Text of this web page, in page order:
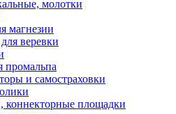
молотки
магнезии
веревки
промальпа
и самостраховки
коннекторные площадки